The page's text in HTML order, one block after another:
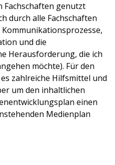
Fachschaften genutzt
durch alle Fachschaften
und die
Herausforderung, die ich
möchte). Für den
zahlreiche Hilfsmittel und
um den inhaltlichen
einen
Medienplan